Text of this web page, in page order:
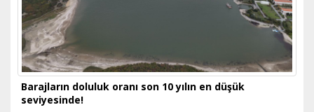
Barajların doluluk oranı son 10 yılın en düşük
seviyesinde!